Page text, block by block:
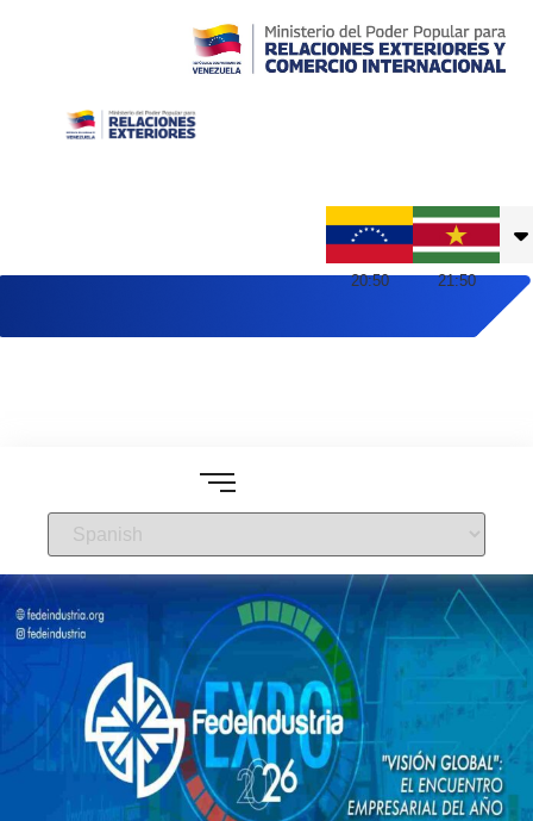
20:50 21:50